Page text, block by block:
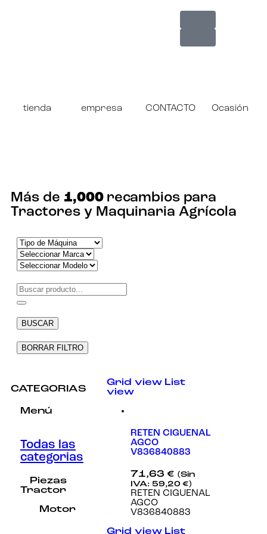
tienda empresa CONTACTO Ocasión
Más de 1,000 recambios para
Tractores y Maquinaria Agrícola
BUSCAR
BORRAR FILTRO
CATEGORIAS
Menú
Todas las
categorias
Piezas
Tractor
Motor
Grid view List
view
RETEN CIGUENAL
AGCO
V836840883
71,63€ (Sin
IVA:59,20€)
RETEN CIGUENAL
AGCO
V836840883
Grid view List
Necesarias
Estas
cookies no
son
Son
necesarias
podamos
mejorar la
funcionalidad
de la web, en
base a cómo
web.